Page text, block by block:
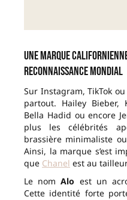
Une marque
reconnaissance mondial
Sur Instagram, TikTok
partout. Hailey Bieber,
Bella Hadid ou encore
plus les célébrités
brassière minimaliste
Ainsi, la marque s’est
que Chanel est au
Le nomAlo est un
Cette identité forte